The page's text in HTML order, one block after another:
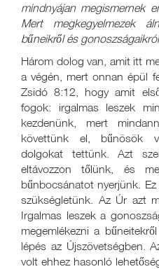
mindnyájan megismernek
Mert megkegyelmezek
bűneikről és
Három dolog van, amit itt
a végén, mert onnan épül
Zsidó 8:12, hogy amit
fogok: irgalmas leszek
kezdenünk, mert
követtünk el, bűnösök
dolgokat tettünk. Azt
eltávozzon tőlünk, és
bűnbocsánatot nyerjünk.
szükségletünk. Az Úr azt
Irgalmas leszek a
megemlékezni a
lépés az Újszövetségben.
volt ehhez hasonló